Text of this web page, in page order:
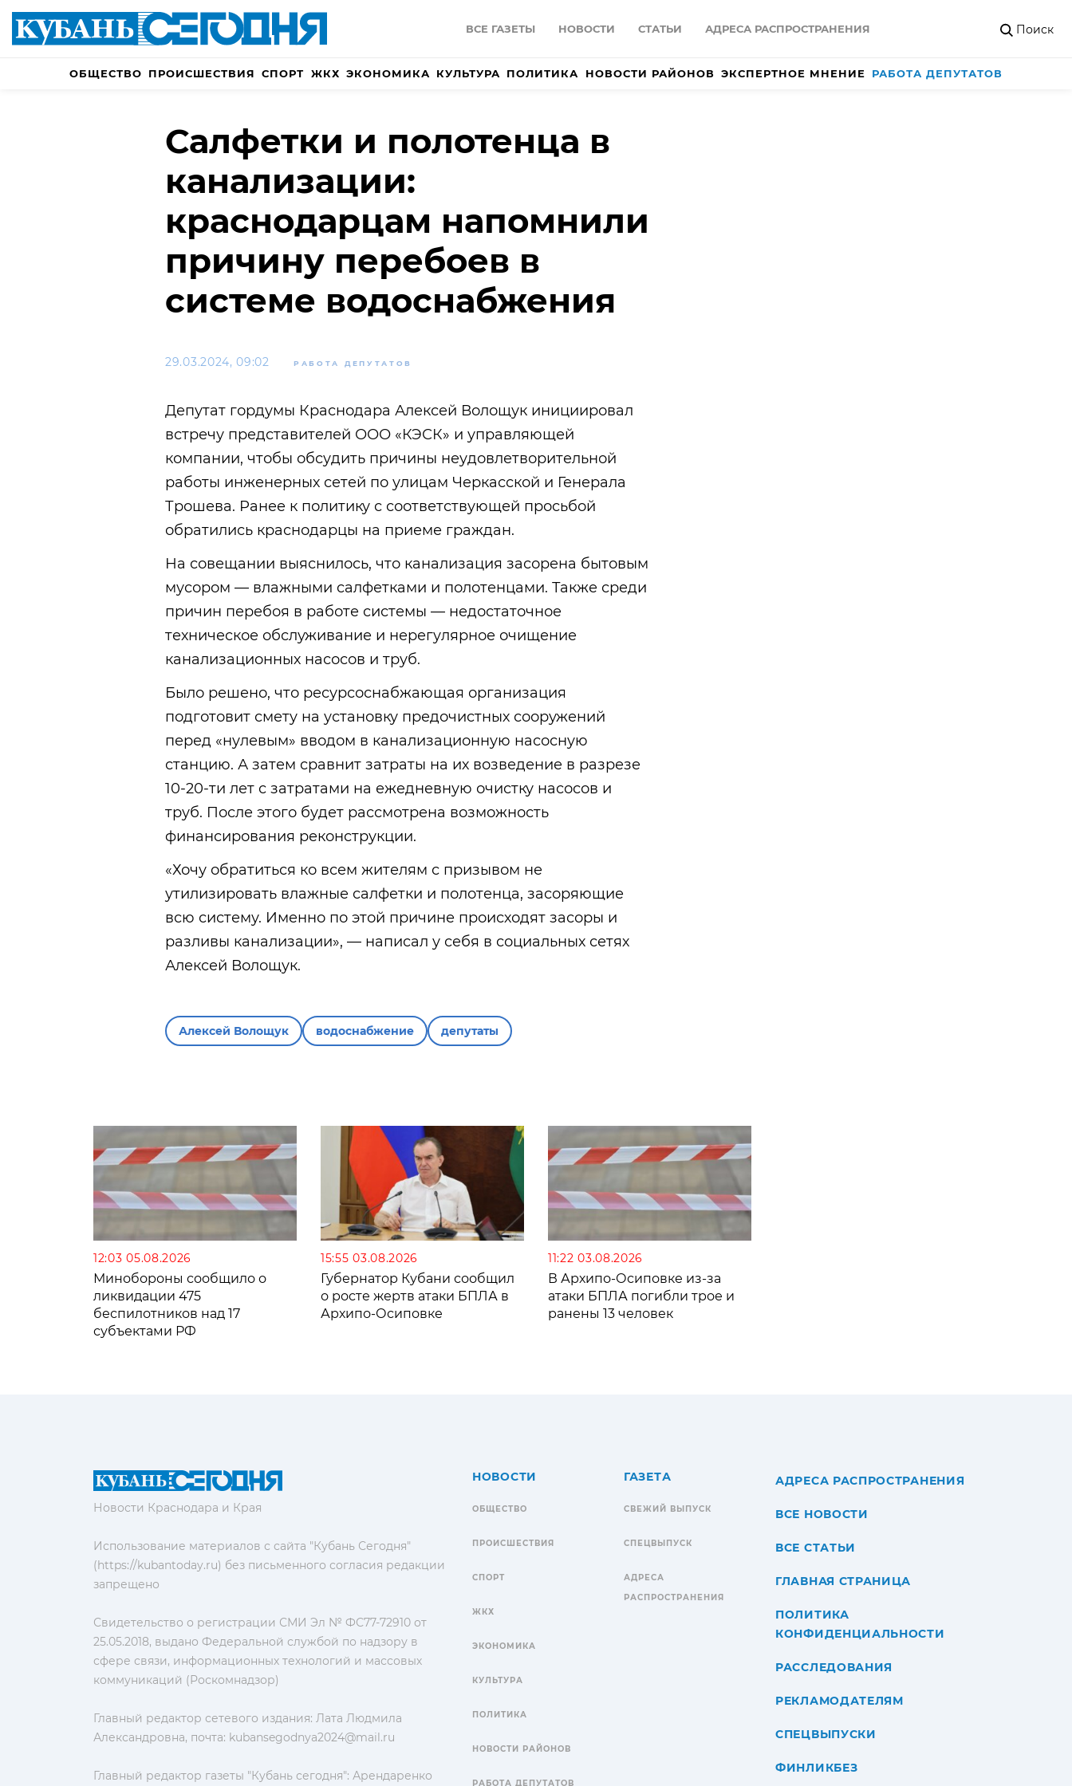
ВСЕ ГАЗЕТЫ НОВОСТИ СТАТЬИ АДРЕСА РАСПРОСТРАНЕНИЯ Поиск
ОБЩЕСТВО ПРОИСШЕСТВИЯ СПОРТ ЖКХ ЭКОНОМИКА КУЛЬТУРА ПОЛИТИКА НОВОСТИ РАЙОНОВ ЭКСПЕРТНОЕ МНЕНИЕ РАБОТА ДЕПУТАТОВ
Салфетки и полотенца в
канализации:
краснодарцам напомнили
причину перебоев в
системе водоснабжения
29.03.2024, 09:02 РАБОТА ДЕПУТАТОВ
Депутат гордумы Краснодара Алексей Волощук инициировал
встречу представителей ООО «КЭСК» и управляющей
компании, чтобы обсудить причины неудовлетворительной
работы инженерных сетей по улицам Черкасской и Генерала
Трошева. Ранее к политику с соответствующей просьбой
обратились краснодарцы на приеме граждан.
На совещании выяснилось, что канализация засорена бытовым
мусором — влажными салфетками и полотенцами. Также среди
причин перебоя в работе системы — недостаточное
техническое обслуживание и нерегулярное очищение
канализационных насосов и труб.
Было решено, что ресурсоснабжающая организация
подготовит смету на установку предочистных сооружений
перед «нулевым» вводом в канализационную насосную
станцию. А затем сравнит затраты на их возведение в разрезе
10-20-ти лет с затратами на ежедневную очистку насосов и
труб. После этого будет рассмотрена возможность
финансирования реконструкции.
«Хочу обратиться ко всем жителям с призывом не
утилизировать влажные салфетки и полотенца, засоряющие
всю систему. Именно по этой причине происходят засоры и
разливы канализации», — написал у себя в социальных сетях
Алексей Волощук.
Алексей Волощук водоснабжение депутаты
12:03 05.08.2026
Минобороны сообщило о
ликвидации 475
беспилотников над 17
субъектами РФ
15:55 03.08.2026
Губернатор Кубани сообщил
о росте жертв атаки БПЛА в
Архипо-Осиповке
11:22 03.08.2026
В Архипо-Осиповке из-за
атаки БПЛА погибли трое и
ранены 13 человек
Новости Краснодара и Края
Использование материалов с сайта "Кубань Сегодня"
(https://kubantoday.ru) без письменного согласия редакции
запрещено
Свидетельство о регистрации СМИ Эл № ФС77-72910 от
25.05.2018, выдано Федеральной службой по надзору в
сфере связи, информационных технологий и массовых
коммуникаций (Роскомнадзор)
Главный редактор сетевого издания: Лата Людмила
Александровна, почта: kubansegodnya2024@mail.ru
Главный редактор газеты "Кубань сегодня": Арендаренко
НОВОСТИ
ОБЩЕСТВО
ПРОИСШЕСТВИЯ
СПОРТ
ЖКХ
ЭКОНОМИКА
КУЛЬТУРА
ПОЛИТИКА
НОВОСТИ РАЙОНОВ
РАБОТА ДЕПУТАТОВ
ГАЗЕТА
СВЕЖИЙ ВЫПУСК
СПЕЦВЫПУСК
АДРЕСА
РАСПРОСТРАНЕНИЯ
АДРЕСА РАСПРОСТРАНЕНИЯ
ВСЕ НОВОСТИ
ВСЕ СТАТЬИ
ГЛАВНАЯ СТРАНИЦА
ПОЛИТИКА
КОНФИДЕНЦИАЛЬНОСТИ
РАССЛЕДОВАНИЯ
РЕКЛАМОДАТЕЛЯМ
СПЕЦВЫПУСКИ
ФИНЛИКБЕЗ